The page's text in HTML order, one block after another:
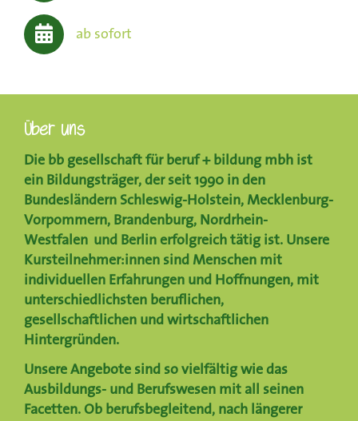
ab sofort
Über uns
Die bb gesellschaft für beruf + bildung mbh ist
ein Bildungsträger, der seit 1990 in den
Bundesländern Schleswig-Holstein, Mecklenburg-
Vorpommern, Brandenburg, Nordrhein-
Westfalen und Berlinerfolgreich tätig ist. Unsere
Kursteilnehmer:innen sind Menschen mit
individuellen Erfahrungen und Hoffnungen, mit
unterschiedlichsten beruflichen,
gesellschaftlichen und wirtschaftlichen
Hintergründen.
Unsere Angebote sind so vielfältig wie das
Ausbildungs- und Berufswesen mit all seinen
Facetten. Ob berufsbegleitend, nach längerer